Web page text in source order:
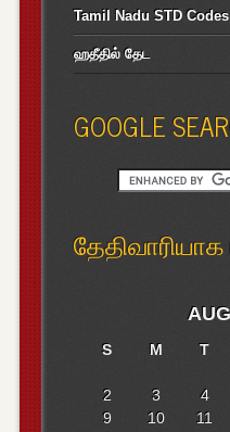
Tamil Nadu STD Codes
ஹதீதில் தேட
GOOGLE
S M T
2
3 4
9
10 11